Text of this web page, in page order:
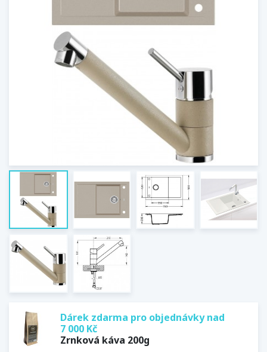
Dárek zdarma pro objednávky nad
7 000 Kč
Zrnková káva 200g